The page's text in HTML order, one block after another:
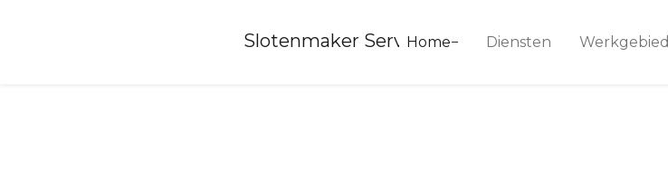
Slotenmaker Service 24
Home Diensten Werkgebied